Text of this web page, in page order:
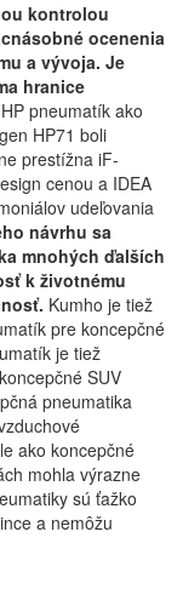
kontrolou
ocenenia
a vývoja. Je
hranice
pneumatík ako
HP71 boli
prestížna iF-
cenou a IDEA
udeľovania
návrhu sa
mnohých ďalších
k životnému
Kumho je tiež
pre koncepčné
je tiež
SUV
pneumatika
ako koncepčné
mohla výrazne
sú ťažko
a nemôžu